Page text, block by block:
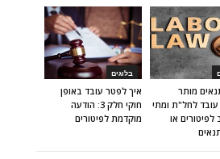
בלוגים
איך לפטר עובד באופן
חוקי חלק 3: הודעה
מוקדמת לפיטורים
מותר
עובד לחל"ת ומתי
לפיטורים או